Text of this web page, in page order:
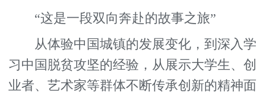
“这是一段双向奔赴的故事之旅”
从体验中国城镇的发展变化，到深入学
习中国脱贫攻坚的经验，从展示大学生、创
业者、艺术家等群体不断传承创新的精神面